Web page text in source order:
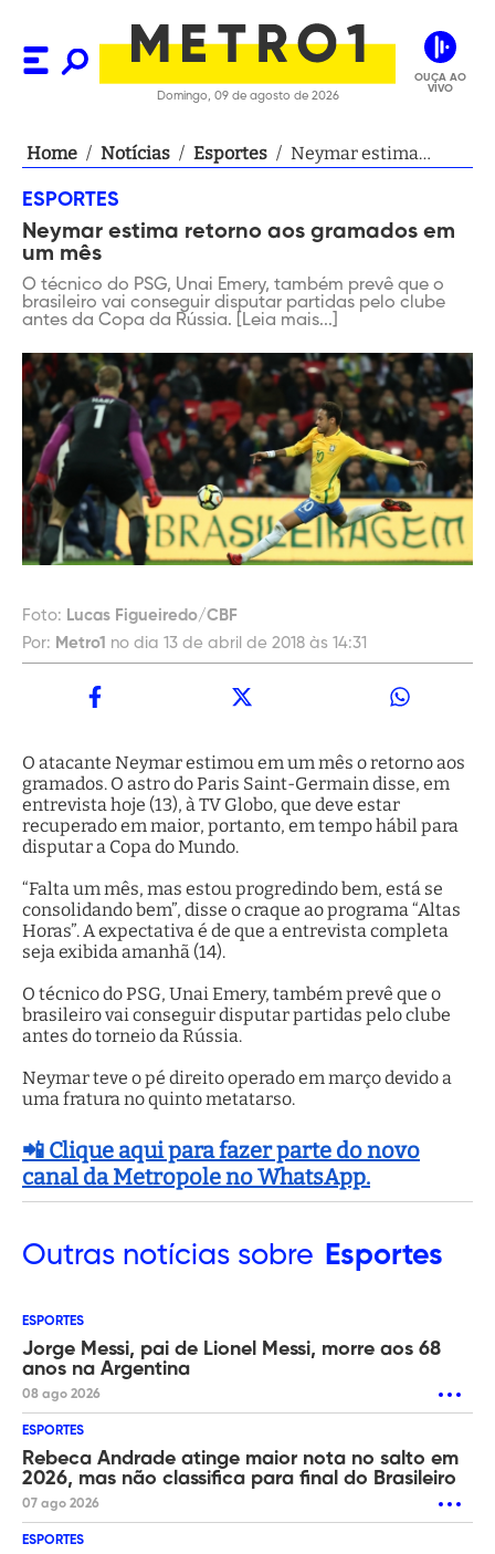
Domingo, 09 de agosto de 2026
OUÇA AO
VIVO
Home / Notícias / Esportes / Neymar estima
mês
ESPORTES
Neymar estima retorno aos gramados em
um mês
O técnico do PSG, Unai Emery, também prevê que o
brasileiro vai conseguir disputar partidas pelo clube
antes da Copa da Rússia. [Leia mais...]
Foto: Lucas Figueiredo/CBF
Por: Metro1 no dia 13 de abril de 2018 às 14:31
O atacante Neymar estimou em um mês o retorno aos
gramados. O astro do Paris Saint-Germain disse, em
entrevista hoje (13), à TV Globo, que deve estar
recuperado em maior, portanto, em tempo hábil para
disputar a Copa do Mundo.
“Falta um mês, mas estou progredindo bem, está se
consolidando bem”, disse o craque ao programa “Altas
Horas”. A expectativa é de que a entrevista completa
seja exibida amanhã (14).
O técnico do PSG, Unai Emery, também prevê que o
brasileiro vai conseguir disputar partidas pelo clube
antes do torneio da Rússia.
Neymar teve o pé direito operado em março devido a
uma fratura no quinto metatarso.
📲 Clique aqui para fazer parte do novo
canal da Metropole no WhatsApp.
Outras notícias sobre Esportes
ESPORTES
Jorge Messi, pai de Lionel Messi, morre aos 68
anos na Argentina
08 ago 2026
ESPORTES
Rebeca Andrade atinge maior nota no salto em
2026, mas não classifica para final do Brasileiro
07 ago 2026
ESPORTES